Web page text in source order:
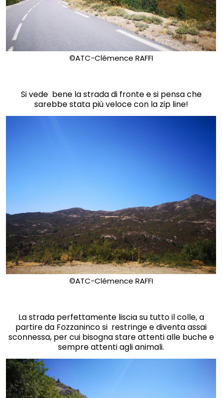
©ATC-Clémence RAFFI
Si vede bene la strada di fronte e si pensa che
sarebbe stata più veloce con la zip line!
©ATC-Clémence RAFFI
La strada perfettamente liscia su tutto il colle, a
partire da Fozzaninco si restringe e diventa assai
sconnessa, per cui bisogna stare attenti alle buche e
sempre attenti agli animali.